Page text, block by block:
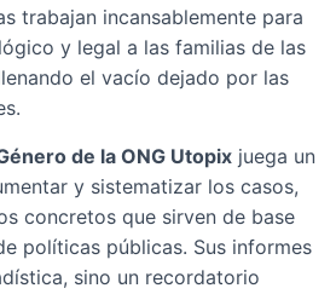
trabajan incansablemente para
y legal a las familias de las
el vacío dejado por las
de la ONG Utopix juega un
y sistematizar los casos,
concretos que sirven de base
políticas públicas. Sus informes
sino un recordatorio